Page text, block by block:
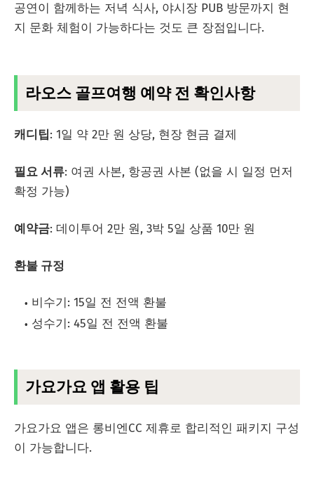
공연이 함께하는 저녁 식사, 야시장 PUB 방문까지 현
지 문화 체험이 가능하다는 것도 큰 장점입니다.
라오스 골프여행 예약 전 확인사항
캐디팁: 1일 약 2만 원 상당, 현장 현금 결제
필요 서류: 여권 사본, 항공권 사본 (없을 시 일정 먼저
확정 가능)
예약금: 데이투어 2만 원, 3박 5일 상품 10만 원
환불 규정
비수기: 15일 전 전액 환불
성수기: 45일 전 전액 환불
가요가요 앱 활용 팁
가요가요 앱은 롱비엔CC 제휴로 합리적인 패키지 구성
이 가능합니다.